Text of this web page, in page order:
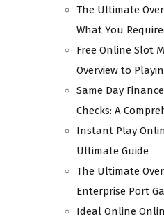
The Ultimate
What You
Free Online Slot
Overview to
Same Day
Checks: A
Instant Play
Ultimate Guide
The Ultimate
Enterprise Port
Ideal Online